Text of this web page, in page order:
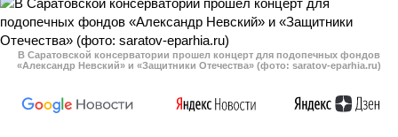
В Саратовской консерватории прошел концерт для подопечных фондов
«Александр Невский» и «Защитники Отечества» (фото: saratov-eparhia.ru)